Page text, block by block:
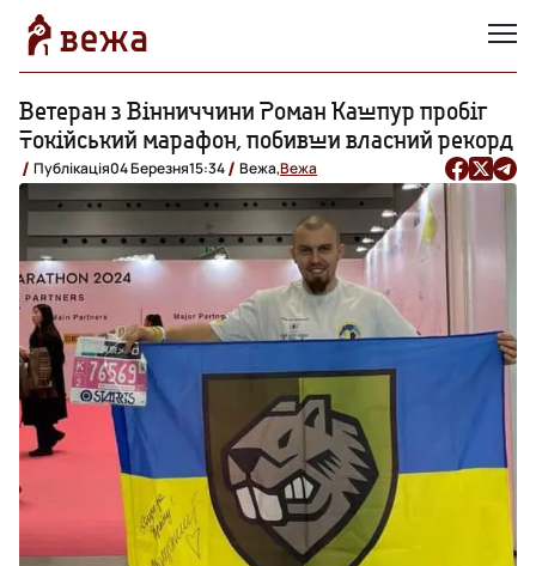
Ветеран з Вінниччини Роман Кашпур пробіг
Токійський марафон, побивши власний рекорд
Публікація04 Березня15:34 Вежа,Вежа